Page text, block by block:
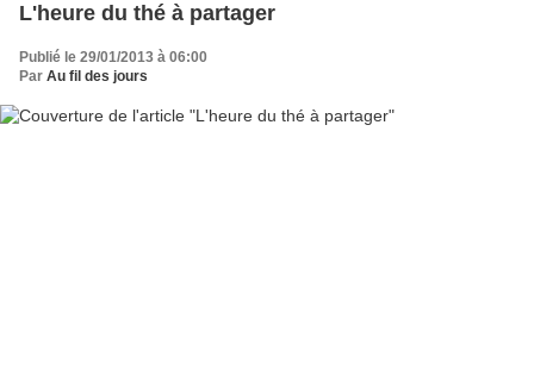
L'heure du thé à partager
Publié le 29/01/2013 à 06:00
Par Au fil des jours